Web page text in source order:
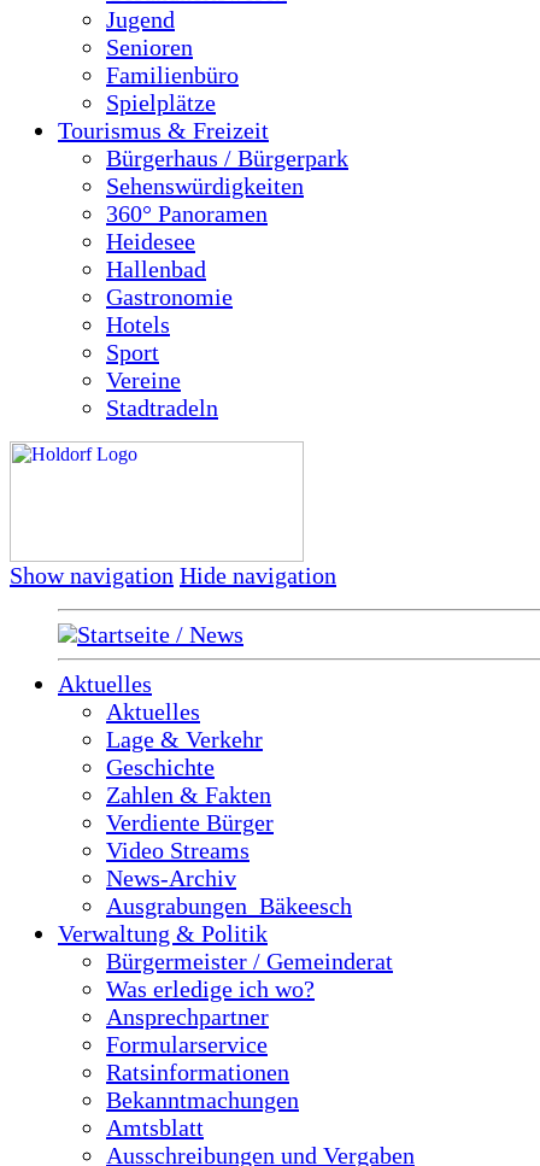
Jugend
Senioren
Familienbüro
Spielplätze
Tourismus & Freizeit
Bürgerhaus / Bürgerpark
Sehenswürdigkeiten
360° Panoramen
Heidesee
Hallenbad
Gastronomie
Hotels
Sport
Vereine
Stadtradeln
Show navigation Hide navigation
Startseite / News
Aktuelles
Aktuelles
Lage & Verkehr
Geschichte
Zahlen & Fakten
Verdiente Bürger
Video Streams
News-Archiv
Ausgrabungen_Bäkeesch
Verwaltung & Politik
Bürgermeister / Gemeinderat
Was erledige ich wo?
Ansprechpartner
Formularservice
Ratsinformationen
Bekanntmachungen
Amtsblatt
Ausschreibungen und Vergaben